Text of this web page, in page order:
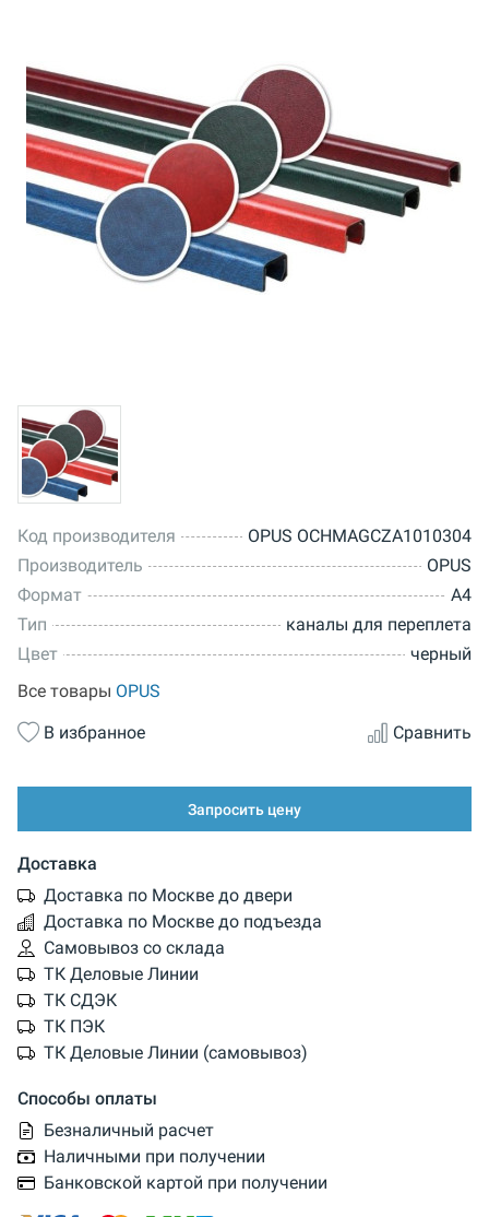
Код производителя
OPUS OCHMAGCZA1010304
Производитель
OPUS
Формат
A4
Тип
каналы для переплета
Цвет
черный
Все товары OPUS
В избранное
Сравнить
Запросить цену
Доставка
Доставка по Москве до двери
Доставка по Москве до подъезда
Самовывоз со склада
ТК Деловые Линии
ТК СДЭК
ТК ПЭК
ТК Деловые Линии (самовывоз)
Способы оплаты
Безналичный расчет
Наличными при получении
Банковской картой при получении